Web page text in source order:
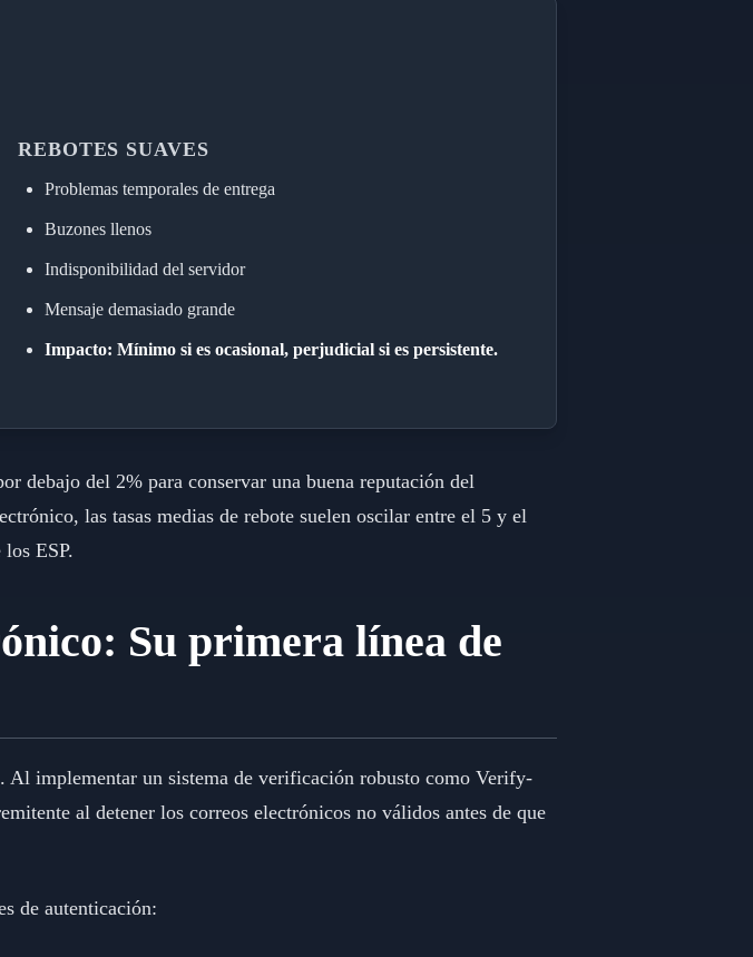
REBOTES SUAVES
Problemas temporales de entrega
Buzones llenos
Indisponibilidad del servidor
Mensaje demasiado grande
Impacto: Mínimo si es ocasional, perjudicial si es persistente.
debajo del 2% para conservar una buena reputación del
las tasas medias de rebote suelen oscilar entre el 5 y el
ESP.
Su primera línea de
implementar un sistema de verificación robusto como Verify-
al detener los correos electrónicos no válidos antes de que
de autenticación: